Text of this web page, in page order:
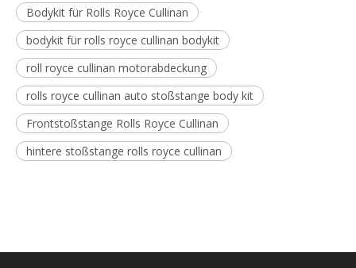
Bodykit für Rolls Royce Cullinan
bodykit für rolls royce cullinan bodykit
roll royce cullinan motorabdeckung
rolls royce cullinan auto stoßstange body kit
Frontstoßstange Rolls Royce Cullinan
hintere stoßstange rolls royce cullinan